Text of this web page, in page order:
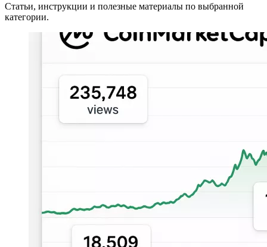
Статьи, инструкции и полезные материалы по выбранной
категории.